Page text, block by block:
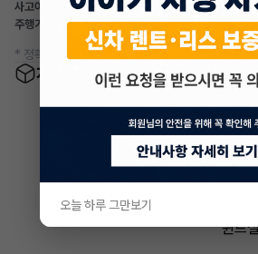
사고이력
주행거리(등록일기준)
* 정확한 정보는 판매자와 반드시 확인하시기 바랍
차량 옵션 정보
사이
윈드
오늘 하루 그만보기